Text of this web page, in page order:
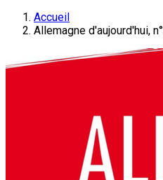
Accueil
Allemagne d'aujourd'hui,